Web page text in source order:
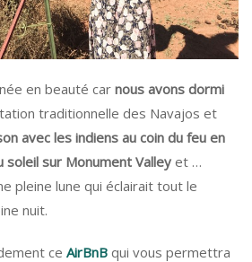
en beauté car nous avons dormi
traditionnelle des Navajos et
avec les indiens au coin du feu en
soleil sur Monument Valley et …
pleine lune qui éclairait tout le
nuit.
ce AirBnB qui vous permettra